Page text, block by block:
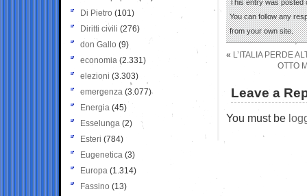
This entry was posted
You can follow any
from your own site.
« L’ITALIA PERDE
OTTO
Leave a
You must be
Di Pietro (101)
Diritti civili (276)
don Gallo (9)
economia (2.331)
elezioni (3.303)
emergenza (3.077)
Energia (45)
Esselunga (2)
Esteri (784)
Eugenetica (3)
Europa (1.314)
Fassino (13)